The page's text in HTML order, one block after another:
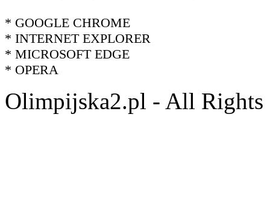
* GOOGLE CHROME
* INTERNET EXPLORER
* MICROSOFT EDGE
* OPERA
Olimpijska2.pl - All Rights